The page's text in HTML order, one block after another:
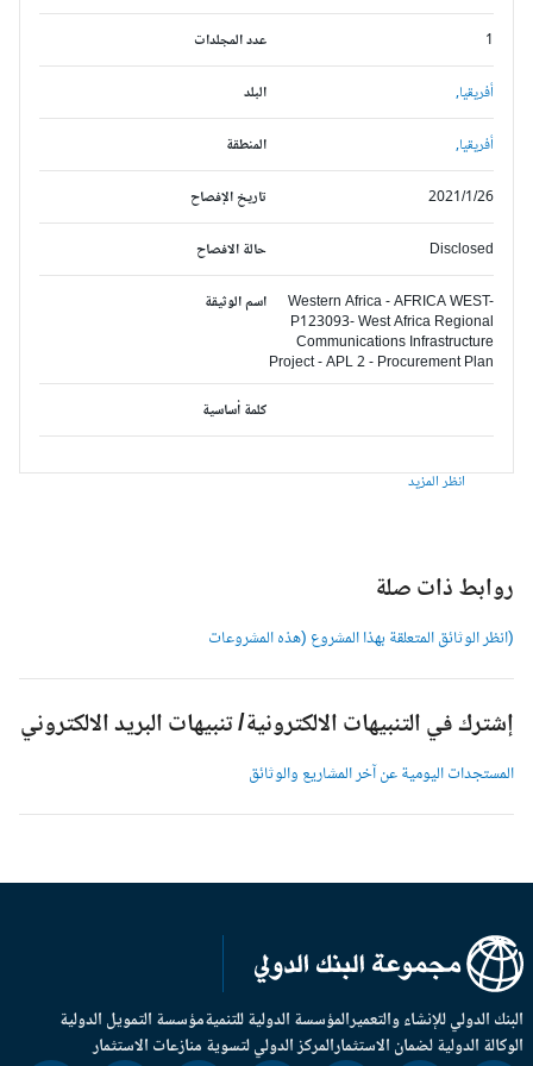
عدد المجلدات
البلد أفريقيا,
المنطقة أفريقيا,
تاريخ الإفصاح 2021/1/26
حالة الافصاح Disclosed
اسم الوثيقة
Western Africa - AFRICA WEST-
P123093- West Africa Regional
Communications Infrastructure
Project - APL 2 - Procurement Plan
كلمة أساسية
انظر المزيد
روابط ذات صلة
(انظر الوثائق المتعلقة بهذا المشروع (هذه المشروعات
إشترك في التنبيهات الالكترونية/ تنبيهات البريد الالكتروني
المستجدات اليومية عن آخر المشاريع والوثائق
الدولي للإنشاء والتعميرالمؤسسة الدولية للتنميةمؤسسة التمويل الدولية
الدولية لضمان الاستثمارالمركز الدولي لتسوية منازعات الاستثمار